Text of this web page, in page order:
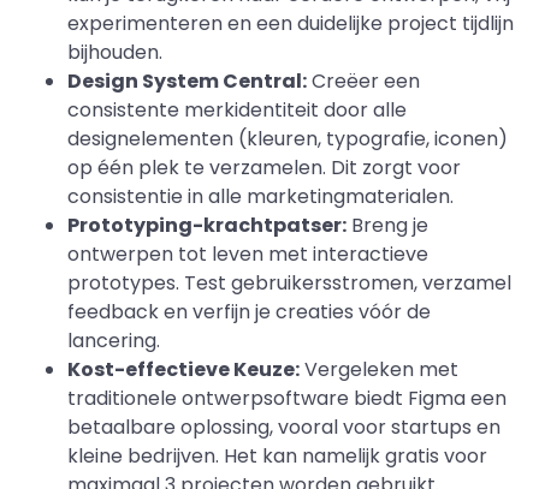
experimenteren en een duidelijke project tijdlijn
bijhouden.
Design System Central:Creëer een
consistente merkidentiteit door alle
designelementen (kleuren, typografie, iconen)
op één plek te verzamelen. Dit zorgt voor
consistentie in alle marketingmaterialen.
Prototyping-krachtpatser: Breng je
ontwerpen tot leven met interactieve
prototypes. Test gebruikersstromen, verzamel
feedback en verfijn je creaties vóór de
lancering.
Kost-effectieve Keuze:Vergeleken met
traditionele ontwerpsoftware biedt Figma een
betaalbare oplossing, vooral voor startups en
kleine bedrijven. Het kan namelijk gratis voor